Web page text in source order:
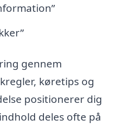
gennem
køretips og
positionerer dig
deles ofte på